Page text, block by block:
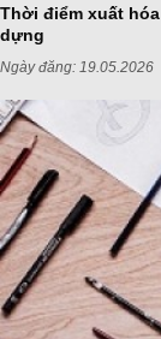
Thời điểm xuất
dựng
Ngày đăng: 19.05.2026